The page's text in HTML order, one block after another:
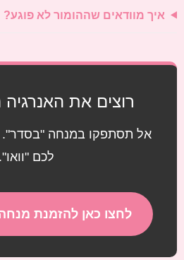
איך מוודאים שההומור לא פוגע?
רוצים את
אל תסתפקו במנחה
לכם "וואו".
לחצו כאן להזמנת